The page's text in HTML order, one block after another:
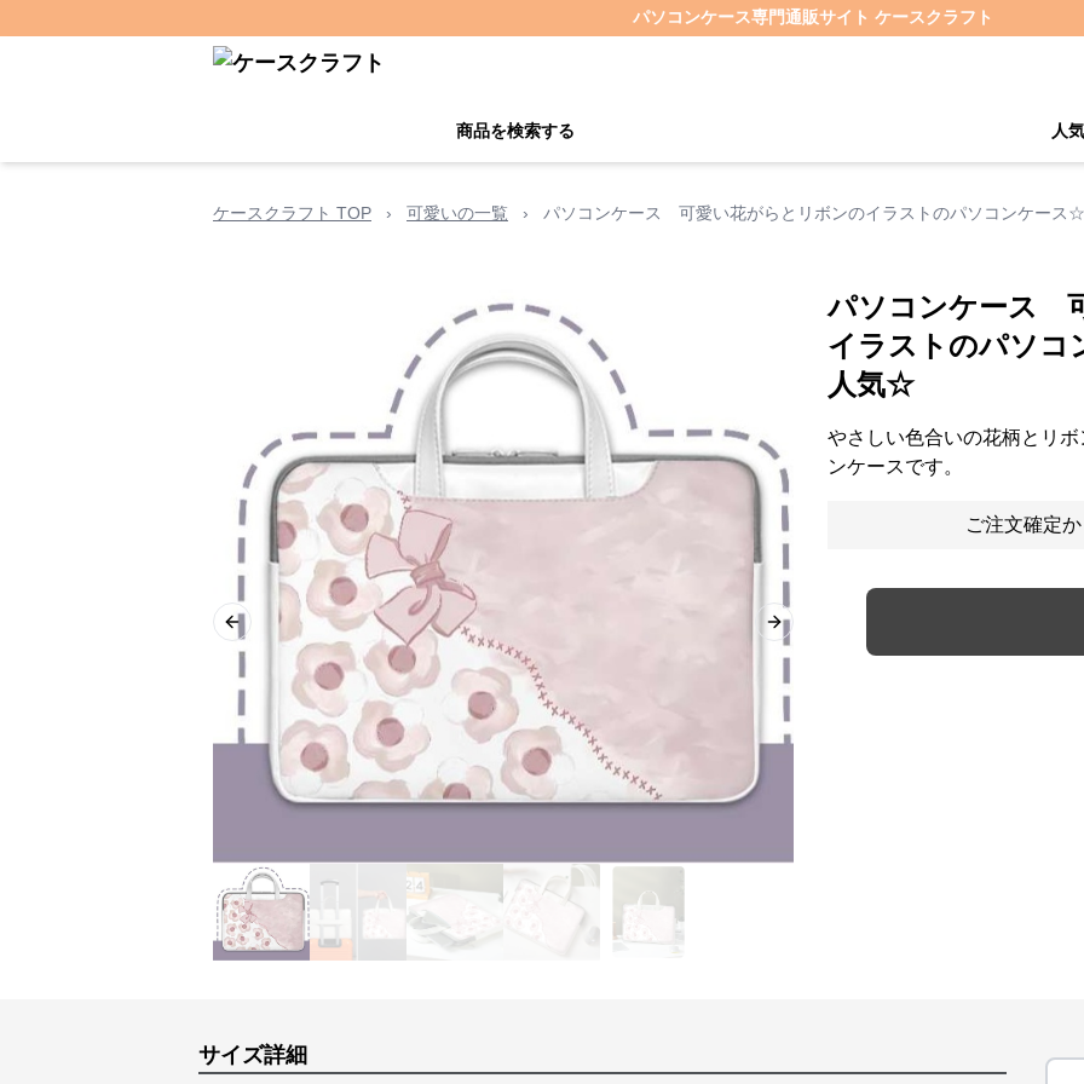
パソコンケース専門通販サイト ケースクラフト
商品を検索する 人
ケースクラフト TOP › 可愛いの一覧 › パソコンケース 可愛い花がらとリボンのイラストのパソコンケース
Previous slide Next slide
パソコンケース
イラストのパソ
人気☆
やさしい色合いの花柄とリ
ンケースです。
ご注文確定
サイズ詳細